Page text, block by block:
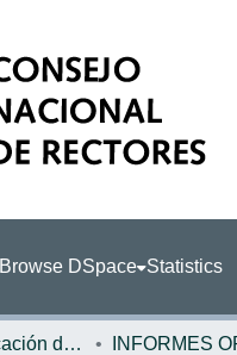
Browse DSpace Statistics
Oficina de Planificación de la Educación Superior (OPES) INFORMES